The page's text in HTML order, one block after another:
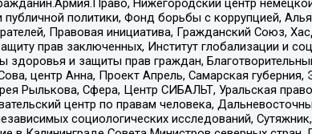
Нижегородский центр
публичной политики, Фонд борьбы с коррупцией,
Правовая инициатива, Гражданский Союз,
прав заключенных, Институт глобализации и
здоровья и защиты прав граждан,
центр Анна, Проект Апрель, Самарская
Рылькова, Сфера, Центр СИБАЛЬТ, Уральская
центр по правам человека,
социологических исследований,